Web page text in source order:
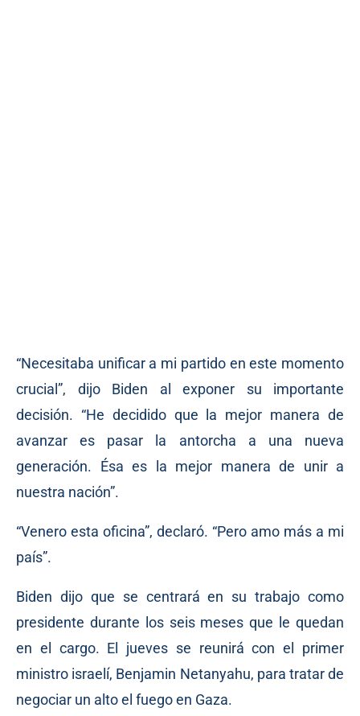
“Necesitaba unificar a mi partido en este momento
crucial”, dijo Biden al exponer su importante
decisión. “He decidido que la mejor manera de
avanzar es pasar la antorcha a una nueva
generación. Ésa es la mejor manera de unir a
nuestra nación”.
“Venero esta oficina”, declaró. “Pero amo más a mi
país”.
Biden dijo que se centrará en su trabajo como
presidente durante los seis meses que le quedan
en el cargo. El jueves se reunirá con el primer
ministro israelí, Benjamin Netanyahu, para tratar de
negociar un alto el fuego en Gaza.